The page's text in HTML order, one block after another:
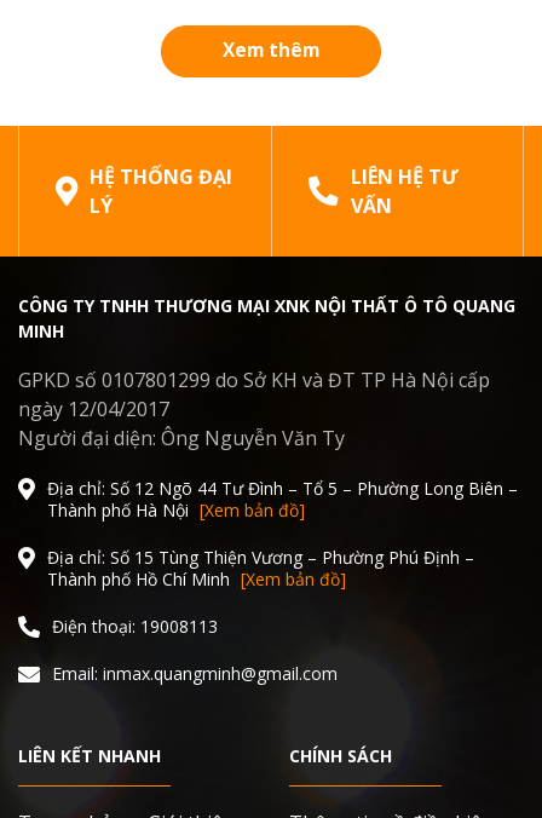
phân tích chi tiết cấu tạo, công...
Xem thêm
HỆ THỐNG ĐẠI
LÝ
LIÊN HỆ TƯ
VẤN
CÔNG TY TNHH THƯƠNG MẠI XNK NỘI THẤT Ô TÔ QUANG
MINH
GPKD số 0107801299 do Sở KH và ĐT TP Hà Nội cấp
ngày 12/04/2017
Người đại diện: Ông Nguyễn Văn Ty
Địa chỉ: Số 12 Ngõ 44 Tư Đình – Tổ 5 – Phường Long Biên –
Thành phố Hà Nội [Xem bản đồ]
Địa chỉ: Số 15 Tùng Thiện Vương – Phường Phú Định –
Thành phố Hồ Chí Minh [Xem bản đồ]
Điện thoại: 19008113
Email: inmax.quangminh@gmail.com
LIÊN KẾT NHANH CHÍNH SÁCH